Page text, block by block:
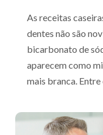
As receitas
dentes não são
bicarbonato de
aparecem como
mais branca. Entre